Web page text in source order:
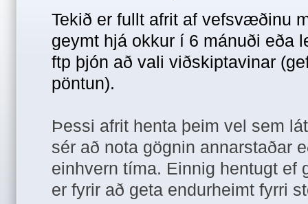
Tekið er fullt afrit af vefsvæðinu
geymt hjá okkur í 6 mánuði eða
ftp þjón að vali viðskiptavinar
pöntun).
Þessi afrit henta þeim vel sem
sér að nota gögnin annarstaðar
einhvern tíma. Einnig hentugt ef
er fyrir að geta endurheimt fyrri